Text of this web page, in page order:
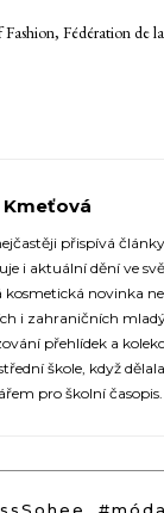
Fashion, Fédération
Kmeťová
přispívá
i aktuální dění ve
kosmetická novinka
i zahraničních
přehlídek a
škole, když
pro školní časopis.
#móda